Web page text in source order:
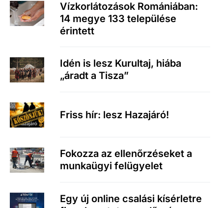
Vízkorlátozások Romániában:
14 megye 133 települése
érintett
Idén is lesz Kurultaj, hiába
„áradt a Tisza”
Friss hír: lesz Hazajáró!
Fokozza az ellenőrzéseket a
munkaügyi felügyelet
Egy új online csalási kísérletre